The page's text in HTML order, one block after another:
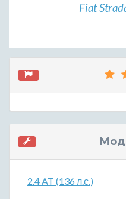
Fiat
2.4 AT (136 л.с.)